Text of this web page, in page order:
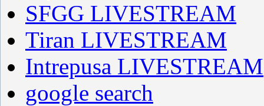
SFGG LIVESTREAM
Tiran LIVESTREAM
Intrepusa LIVESTREAM
google search